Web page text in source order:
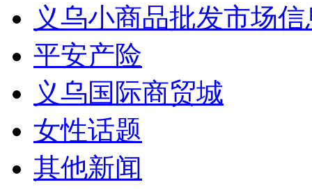
义乌小商品批发市场
平安产险
义乌国际商贸城
女性话题
其他新闻